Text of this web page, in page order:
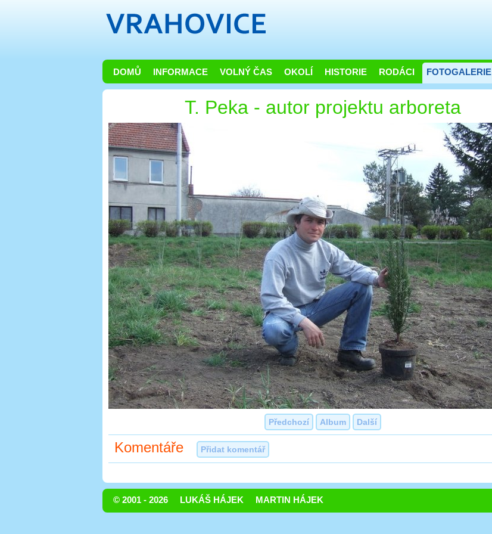
DOMŮ INFORMACE VOLNÝ ČAS OKOLÍ HISTORIE RODÁCI FOTOGALERIE
T. Peka - autor projektu arboreta
Předchozí Album Další
Komentáře Přidat komentář
© 2001 - 2026 LUKÁŠ HÁJEK MARTIN HÁJEK